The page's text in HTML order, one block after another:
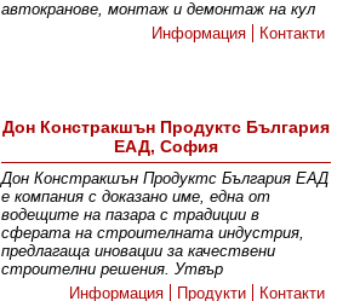
автокранове, монтаж и демонтаж на кул
Информация
Контакти
Дон Констракшън Продуктс България
ЕАД, София
Дон Констракшън Продуктс България ЕАД
е компания с доказано име, една от
водещите на пазара с традиции в
сферата на строителната индустрия,
предлагаща иновации за качествени
строителни решения. Утвър
Информация
Продукти Контакти